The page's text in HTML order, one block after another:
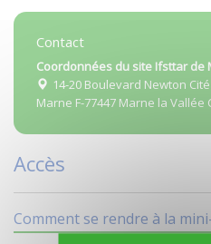
Contact
Coordonnées du site Ifsttar de
14-20 Boulevard Newton
Marne F-77447 Marne la Vallée
Accès
Comment se rendre à la